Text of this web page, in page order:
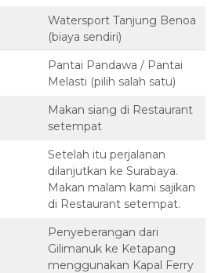
Watersport Tanjung Benoa
(biaya sendiri)
Pantai Pandawa / Pantai
Melasti (pilih salah satu)
Makan siang di Restaurant
setempat
Setelah itu perjalanan
dilanjutkan ke Surabaya.
Makan malam kami sajikan
di Restaurant setempat.
Penyeberangan dari
Gilimanuk ke Ketapang
menggunakan Kapal Ferry